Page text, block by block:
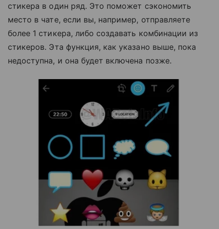
стикера в один ряд. Это поможет сэкономить
место в чате, если вы, например, отправляете
более 1 стикера, либо создавать комбинации из
стикеров. Эта функция, как указано выше, пока
недоступна, и она будет включена позже.